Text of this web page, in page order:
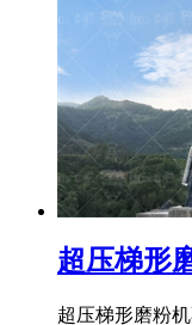
超压梯形
超压梯形磨粉